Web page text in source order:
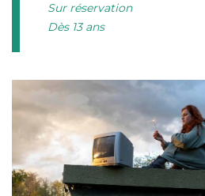
Sur réservation
Dès 13 ans